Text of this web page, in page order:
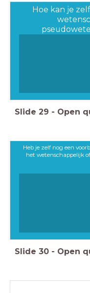
Hoe kan je
Slide 29 - Open
Heb je zelf nog een
het wetenschappelijk
Slide 30 - Open